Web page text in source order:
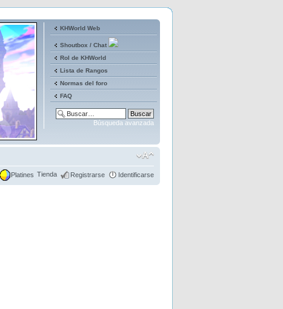
KHWorld Web
Shoutbox / Chat
Rol de KHWorld
Lista de Rangos
Normas del foro
FAQ
Búsqueda avanzada
Platines Tienda Registrarse Identificarse